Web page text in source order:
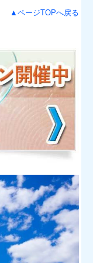
▲ページTOPへ戻る